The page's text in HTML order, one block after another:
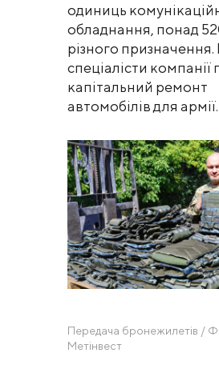
одиниць
обладнання, понад
різного призначення.
спеціалісти
капітальний ремонт
автомобілів для армії.
Передача бронежилетів /
Метінвест